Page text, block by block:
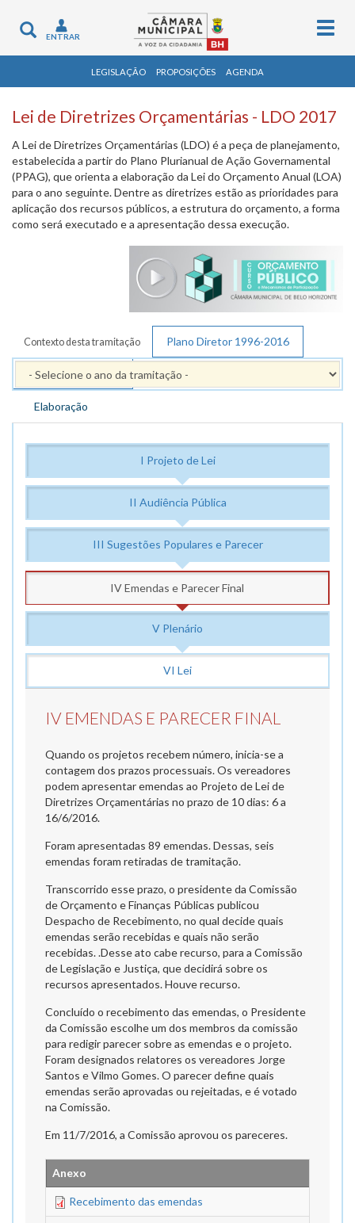
Toggle
navigation
ENTRAR
LEGISLAÇÃO PROPOSIÇÕES AGENDA
Lei de Diretrizes Orçamentárias - LDO 2017
A Lei de Diretrizes Orçamentárias (LDO) é a peça de planejamento,
estabelecida a partir do Plano Plurianual de Ação Governamental
(PPAG), que orienta a elaboração da Lei do Orçamento Anual (LOA)
para o ano seguinte. Dentre as diretrizes estão as prioridades para
aplicação dos recursos públicos, a estrutura do orçamento, a forma
como será executado e a apresentação dessa execução.
Contexto desta tramitação Plano Diretor 1996-2016
PPAG 2014 - 2017
Elaboração
I Projeto de Lei
II Audiência Pública
III Sugestões Populares e Parecer
IV Emendas e Parecer Final
V Plenário
VI Lei
IV EMENDAS E PARECER FINAL
Quando os projetos recebem número, inicia-se a
contagem dos prazos processuais. Os vereadores
podem apresentar emendas ao Projeto de Lei de
Diretrizes Orçamentárias no prazo de 10 dias: 6 a
16/6/2016.
Foram apresentadas 89 emendas. Dessas, seis
emendas foram retiradas de tramitação.
Transcorrido esse prazo, o presidente da Comissão
de Orçamento e Finanças Públicas publicou
Despacho de Recebimento, no qual decide quais
emendas serão recebidas e quais não serão
recebidas. .Desse ato cabe recurso, para a Comissão
de Legislação e Justiça, que decidirá sobre os
recursos apresentados. Houve recurso.
Concluído o recebimento das emendas, o Presidente
da Comissão escolhe um dos membros da comissão
para redigir parecer sobre as emendas e o projeto.
Foram designados relatores os vereadores Jorge
Santos e Vilmo Gomes. O parecer define quais
emendas serão aprovadas ou rejeitadas, e é votado
na Comissão.
Em 11/7/2016, a Comissão aprovou os pareceres.
Anexo
Recebimento das emendas